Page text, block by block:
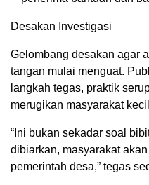
Desakan Investigasi
Gelombang desakan agar
tangan mulai menguat.
langkah tegas, praktik
merugikan masyarakat
“Ini bukan sekadar soal
dibiarkan, masyarakat
pemerintah desa,” tegas